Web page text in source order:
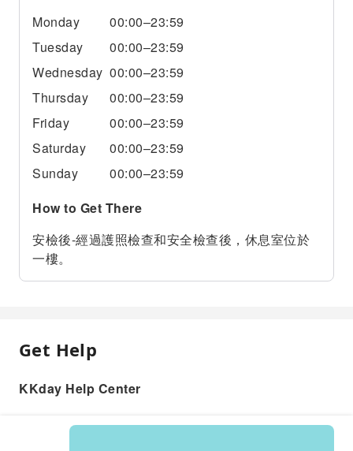
Monday
00:00–23:59
Tuesday
00:00–23:59
Wednesday 00:00–23:59
Thursday
00:00–23:59
Friday
00:00–23:59
Saturday
00:00–23:59
Sunday
00:00–23:59
How to Get There
安檢後-經過護照檢查和安全檢查後，休息室位於
一樓。
Get Help
KKday Help Center